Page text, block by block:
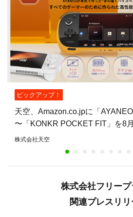
ピックアップ！
天空、Amazon.co.jpに「
〜「KONKR POCKET FIT」を8
で15%オフ〜
株式会社天空
株式会社フリー
関連プレスリリ